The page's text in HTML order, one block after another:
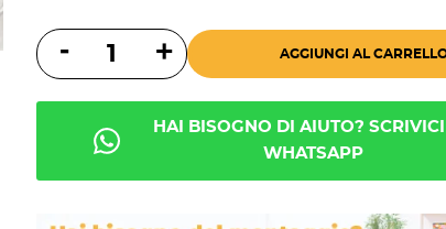
AGGIUNGI AL
HAI BISOGNO DI AIUTO?
WHATSAPP